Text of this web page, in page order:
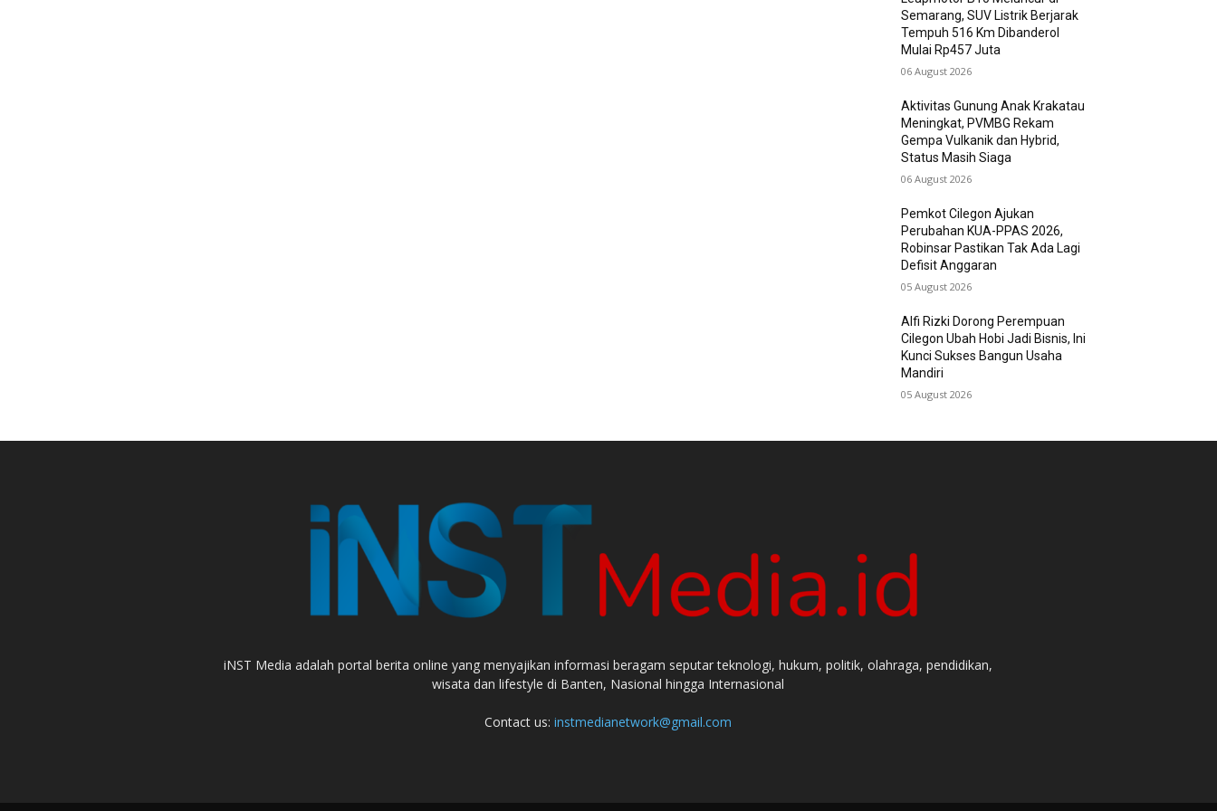
Semarang, SUV Listrik Berjarak
Tempuh 516 Km Dibanderol
Mulai Rp457 Juta
06 August 2026
Aktivitas Gunung Anak Krakatau
Meningkat, PVMBG Rekam
Gempa Vulkanik dan Hybrid,
Status Masih Siaga
06 August 2026
Pemkot Cilegon Ajukan
Perubahan KUA-PPAS 2026,
Robinsar Pastikan Tak Ada Lagi
Defisit Anggaran
05 August 2026
Alfi Rizki Dorong Perempuan
Cilegon Ubah Hobi Jadi Bisnis, Ini
Kunci Sukses Bangun Usaha
Mandiri
05 August 2026
iNST Media adalah portal berita online yang menyajikan informasi beragam seputar teknologi, hukum, politik, olahraga, pendidikan,
wisata dan lifestyle di Banten, Nasional hingga Internasional
Contact us:instmedianetwork@gmail.com